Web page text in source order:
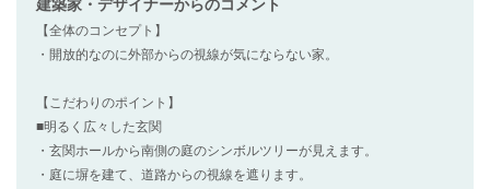
建築家・デザイナーからのコメント
【全体のコンセプト】
・開放的なのに外部からの視線が気にならない家。
【こだわりのポイント】
■明るく広々した玄関
・玄関ホールから南側の庭のシンボルツリーが見えます。
・庭に塀を建て、道路からの視線を遮ります。